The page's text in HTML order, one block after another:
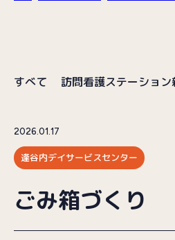
情報公開
お知らせ
すべて 訪問看護ステーション
2026.01.17
逢谷内デイサービスセンター
ごみ箱づくり